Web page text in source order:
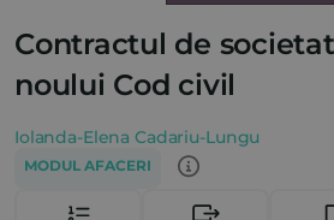
Contractul de
noului Cod civil
Iolanda-Elena Cadariu-Lungu
MODUL AFACERI